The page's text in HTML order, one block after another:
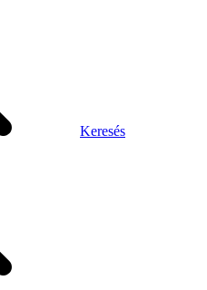
Keresés